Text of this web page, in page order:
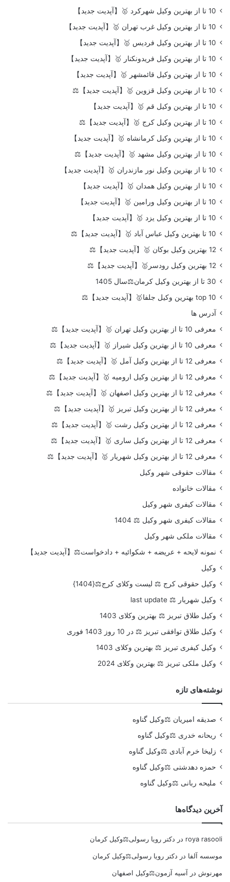
10 تا از بهترین وکیل شهرکرد 🥇【آپدیت جدید】
10 تا از بهترین وکیل غرب تهران 🥇【آپدیت جدید】
10 تا از بهترین وکیل فردیس 🥇【آپدیت جدید】
10 تا از بهترین وکیل فریدونکنار 🥇【آپدیت جدید】
10 تا از بهترین وکیل قائمشهر 🥇【آپدیت جدید】
10 تا از بهترین وکیل قزوین 🥇【آپدیت جدید】⚖️
10 تا از بهترین وکیل قم 🥇【آپدیت جدید】
10 تا از بهترین وکیل کرج 🥇【آپدیت جدید】⚖️
10 تا از بهترین وکیل کرمانشاه 🥇【آپدیت جدید】
10 تا از بهترین وکیل مشهد 🥇【آپدیت جدید】⚖️
10 تا از بهترین وکیل نور مازندران 🥇【آپدیت جدید】
10 تا از بهترین وکیل همدان 🥇【آپدیت جدید】
10 تا از بهترین وکیل ورامین 🥇【آپدیت جدید】
10 تا از بهترین وکیل یزد 🥇【آپدیت جدید】
10 تا بهترین وکیل عباس آباد 🥇【آپدیت جدید】⚖️
12 بهترین وکیل بوکان 🥇【آپدیت جدید】⚖️
12 بهترین وکیل رودسر🥇【آپدیت جدید】⚖️
30 تا از بهترین وکیل کرمان⚖️سال 1405
top 10 بهترین وکیل جلفا🥇【آپدیت جدید】⚖️
آدرس ها
معرفی 10 تا از بهترین وکیل تهران 🥇【آپدیت جدید】⚖️
معرفی 10 تا از بهترین وکیل شیراز 🥇【آپدیت جدید】⚖️
معرفی 12 تا از بهترین وکیل آمل 🥇【آپدیت جدید】⚖️
معرفی 12 تا از بهترین وکیل ارومیه 🥇【آپدیت جدید】⚖️
معرفی 12 تا از بهترین وکیل اصفهان 🥇【آپدیت جدید】⚖️
معرفی 12 تا از بهترین وکیل تبریز 🥇【آپدیت جدید】⚖️
معرفی 12 تا از بهترین وکیل رشت 🥇【آپدیت جدید】⚖️
معرفی 12 تا از بهترین وکیل ساری 🥇【آپدیت جدید】⚖️
معرفی 12 تا از بهترین وکیل شهریار 🥇【آپدیت جدید】⚖️
مقالات حقوقی شهر وکیل
مقالات خانواده
مقالات کیفری شهر وکیل
مقالات کیفری شهر وکیل ⚖️ 1404
مقالات ملکی شهر وکیل
نمونه لایحه + عریضه + شکوائیه + دادخواست⚖️【آپدیت جدید】
وکیل
وکیل حقوقی کرج ⚖️ لیست وکلای کرج⚖️{1404}
وکیل شهریار ⚖️ last update
وکیل طلاق تبریز ⚖️ بهترین وکلای 1403
وکیل طلاق توافقی تبریز ⚖️ در 10 روز 1403 فوری
وکیل کیفری تبریز ⚖️ بهترین وکلای 1403
وکیل ملکی تبریز ⚖️ بهترین وکلای 2024
نوشته‌های تازه
صدیقه امیریان ⚖️وکیل گناوه
ریحانه خدری ⚖️وکیل گناوه
زلیخا خرم آبادی ⚖️وکیل گناوه
حمزه دهدشتی ⚖️وکیل گناوه
ملیحه ربانی ⚖️وکیل گناوه
آخرین دیدگاه‌ها
roya rasooli در دکتر رویا رسولی⚖️وکیل کرمان
موسسه آلفا در دکتر رویا رسولی⚖️وکیل کرمان
مهرنوش در آسیه آزمون⚖️وکیل اصفهان